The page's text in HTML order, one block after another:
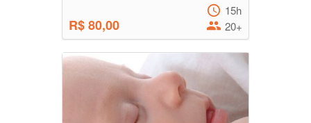
R$ 80,00
15h
20+